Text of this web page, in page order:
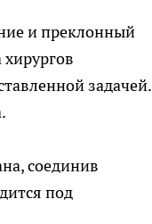
и преклонный
задачей.
соединив
под